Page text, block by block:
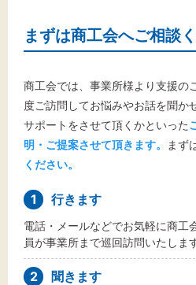
まずは商工会へご相談
商工会では、事業所様より支援の
度ご訪問してお悩みやお話を聞か
サポートをさせて頂くかといった
明・ご提案させて頂きます。
まず
ください。
1 行きます
電話・メールなどでお気軽に商工
員が事業所まで巡回訪問いたします
2 聞きます